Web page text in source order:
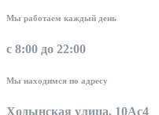
Мы работаем каждый день
с 8:00 до 22:00
Мы находимся по адресу
Ходынская улица, 10Ас4